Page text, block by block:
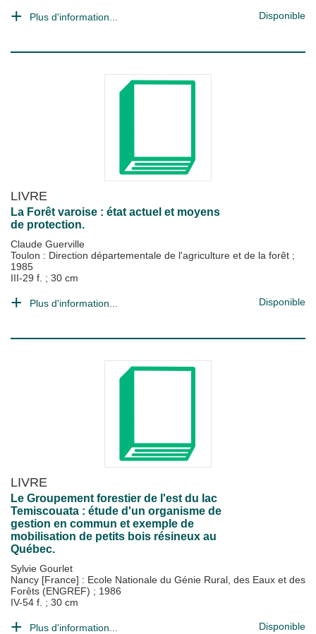
Plus d'information... Disponible
LIVRE
La Forêt varoise : état actuel et moyens
de protection.
Claude Guerville
Toulon : Direction départementale de l'agriculture et de la forêt ;
1985
III-29 f. ; 30 cm
Plus d'information... Disponible
LIVRE
Le Groupement forestier de l'est du lac
Temiscouata : étude d'un organisme de
gestion en commun et exemple de
mobilisation de petits bois résineux au
Québec.
Sylvie Gourlet
Nancy [France] : Ecole Nationale du Génie Rural, des Eaux et des
Forêts (ENGREF) ; 1986
IV-54 f. ; 30 cm
Plus d'information... Disponible